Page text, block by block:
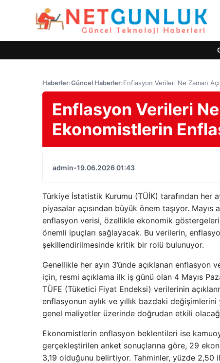
Haberler›Güncel Haberler›Enflasyon Verileri Ne Zaman
Enflasyon Verileri
Ekonomistlerin
admin•19.06.2026 01:43
Türkiye İstatistik Kurumu (TÜİK) tarafından her
piyasalar açısından büyük önem taşıyor.
enflasyon verisi, özellikle ekonomik
önemli ipuçları sağlayacak. Bu verilerin,
şekillendirilmesinde kritik bir rolü bulunuyor.
Genellikle her ayın 3’ünde açıklanan
için, resmi açıklama ilk iş günü olan 4 Mayıs
TÜFE (Tüketici Fiyat Endeksi) verilerinin
enflasyonun aylık ve yıllık bazdaki
genel maliyetler üzerinde doğrudan etkili
Ekonomistlerin enflasyon beklentileri ise
gerçekleştirilen anket sonuçlarına göre, 29
3,19 olduğunu belirtiyor. Tahminler, yüzde 2,50